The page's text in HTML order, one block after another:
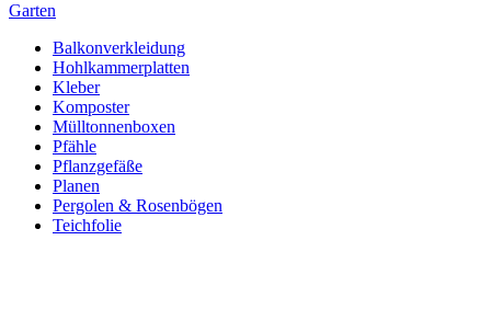
Garten
Balkonverkleidung
Hohlkammerplatten
Kleber
Komposter
Mülltonnenboxen
Pfähle
Pflanzgefäße
Planen
Pergolen & Rosenbögen
Teichfolie